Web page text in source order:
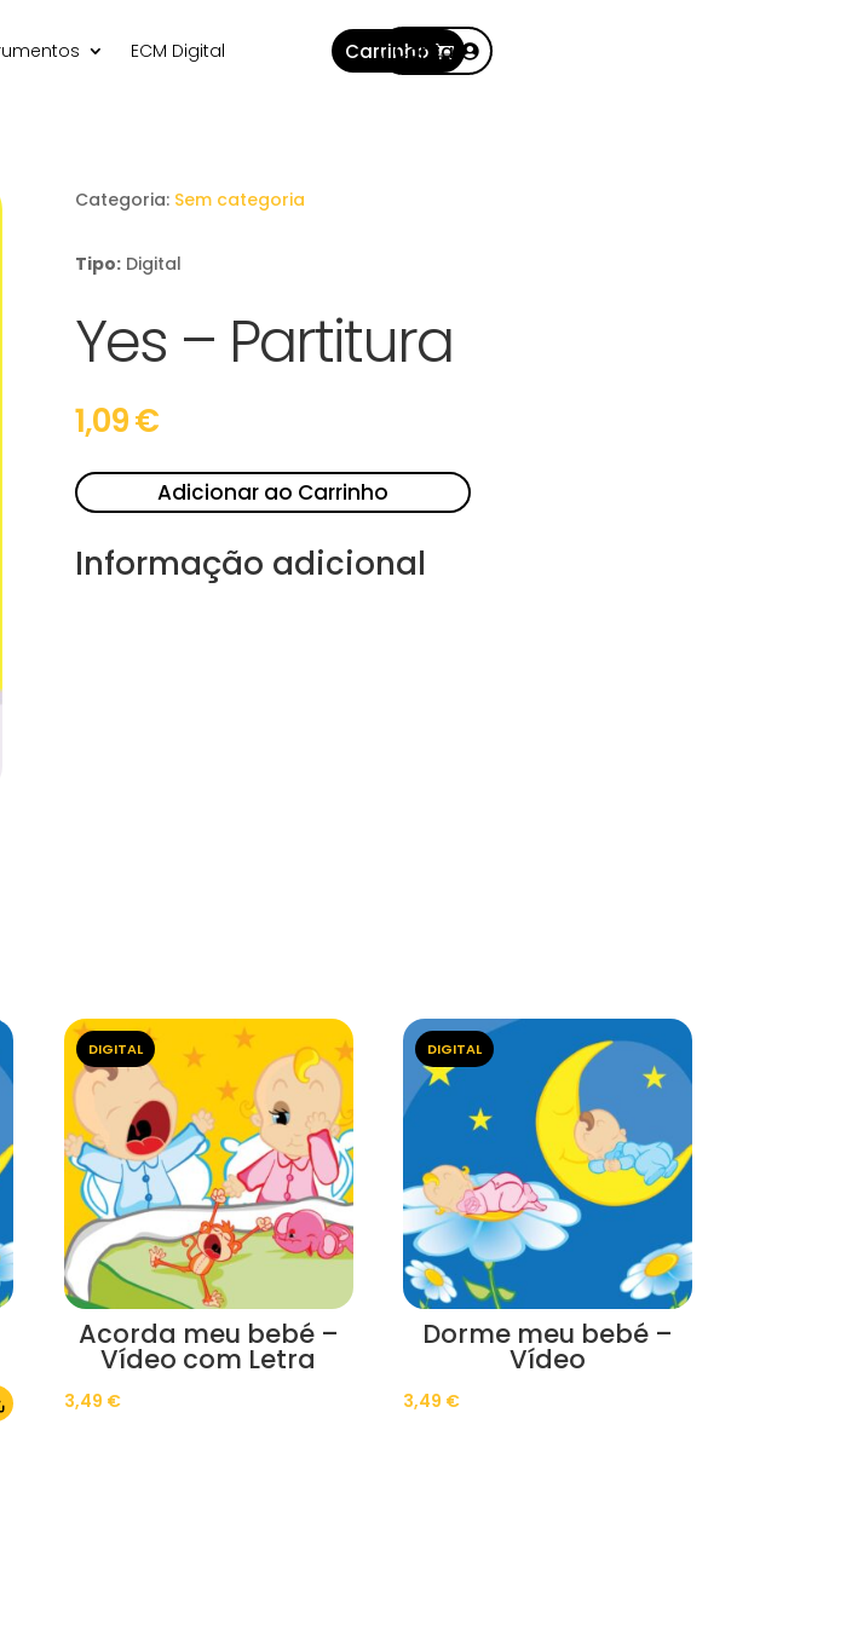
ECM Digital Carrinho
Conta
Categoria: Sem categoria
Tipo: Digital
Yes – Partitura
1,09€
Adicionar ao Carrinho
Informação adicional
DIGITAL
Acorda meu bebé –
Vídeo com Letra
3,49 €
DIGITAL
Dorme meu bebé –
Vídeo
3,49 €